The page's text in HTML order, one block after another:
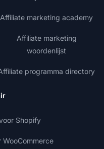
Affiliate marketing academy
Affiliate marketing
woordenlijst
programma directory
Shopify